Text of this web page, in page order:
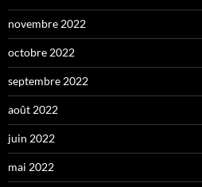
novembre 2022
octobre 2022
septembre 2022
août 2022
juin 2022
mai 2022